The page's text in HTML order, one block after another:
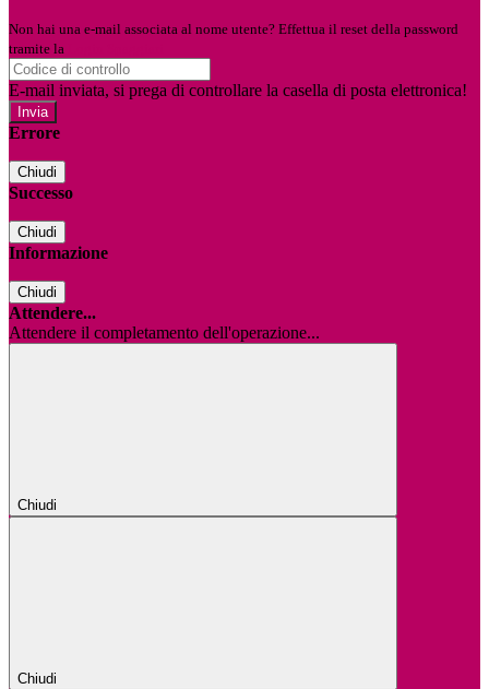
Non hai una e-mail associata al nome utente? Effettua il reset della password
tramite la
E-mail inviata, si prega di controllare la casella di posta elettronica!
Errore
Chiudi
Successo
Chiudi
Informazione
Chiudi
Attendere...
Attendere il completamento dell'operazione...
Chiudi
Chiudi